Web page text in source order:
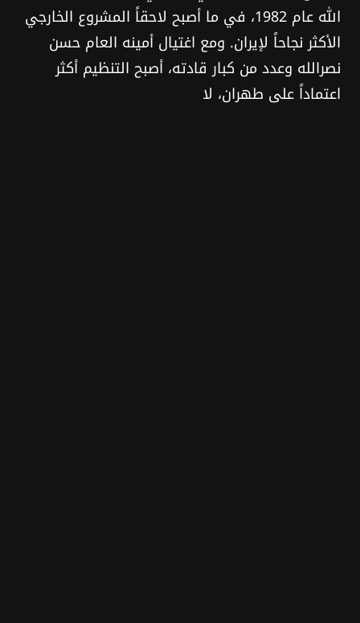
اللّٰه عام 1982، في ما أصبح لاحقاً المشروع الخارجي
الأكثر نجاحاً لإيران. ومع اغتيال أمينه العام حسن
نصرالله وعدد من كبار قادته، أصبح التنظيم أكثر
اعتماداً على طهران، لا